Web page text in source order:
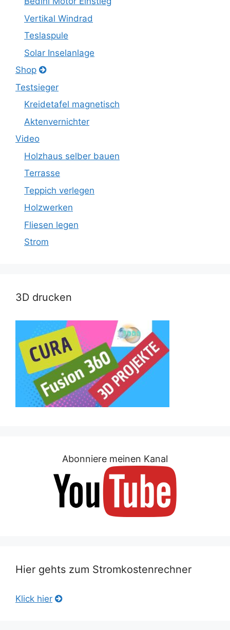
Vertikal Windrad
Teslaspule
Solar Inselanlage
Shop
Testsieger
Kreidetafel magnetisch
Aktenvernichter
Video
Holzhaus selber bauen
Terrasse
Teppich verlegen
Holzwerken
Fliesen legen
Strom
3D drucken
Abonniere meinen Kanal
Hier gehts zum Stromkostenrechner
Klick hier